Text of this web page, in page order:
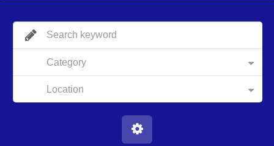
Category
Location